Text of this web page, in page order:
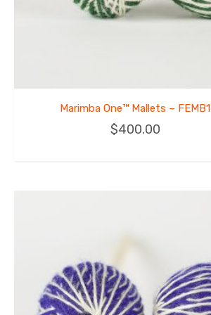
Marimba One™ Mallets – FEMB1
$400.00